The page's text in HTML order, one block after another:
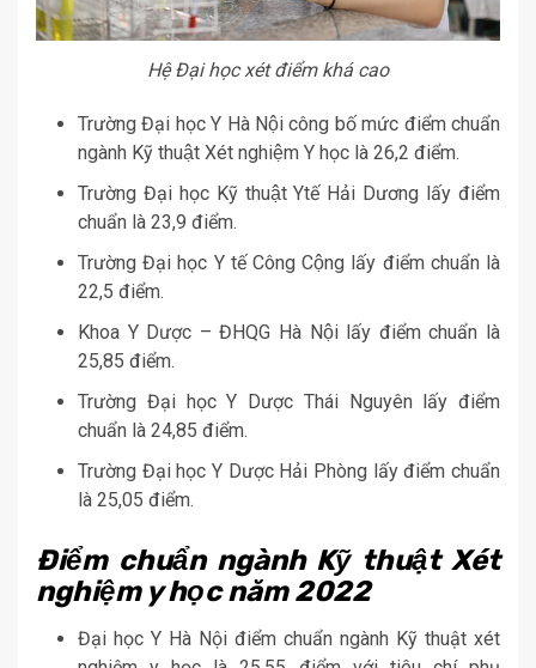
Hệ Đại học xét điểm khá cao
Trường Đại học Y Hà Nội công bố mức điểm chuẩn
ngành Kỹ thuật Xét nghiệm Y học là 26,2 điểm.
Trường Đại học Kỹ thuật Ytế Hải Dương lấy điểm
chuẩn là 23,9 điểm.
Trường Đại học Y tế Công Cộng lấy điểm chuẩn là
22,5 điểm.
Khoa Y Dược – ĐHQG Hà Nội lấy điểm chuẩn là
25,85 điểm.
Trường Đại học Y Dược Thái Nguyên lấy điểm
chuẩn là 24,85 điểm.
Trường Đại học Y Dược Hải Phòng lấy điểm chuẩn
là 25,05 điểm.
Điểm chuẩn ngành Kỹ thuật Xét
nghiệm y học năm 2022
Đại học Y Hà Nội điểm chuẩn ngành Kỹ thuật xét